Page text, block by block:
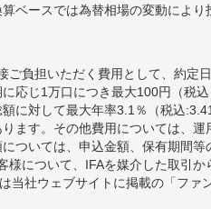
ベースでは為替相場の変動により
ご負担いただく費用として、約定
応じ1万口につき最大100円（税
に対して最大年率3.1％（税込
ます。その他費用については、運
ついては、申込金額、保有期間等
について、IFAを媒介した取引か
当社ウェブサイトに掲載の「ファ